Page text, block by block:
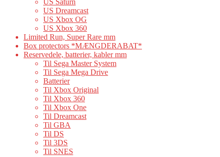
US Saturn
US Dreamcast
US Xbox OG
US Xbox 360
Limited Run, Super Rare mm
Box protectors *MÆNGDERABAT*
Reservedele, batterier, kabler mm
Til Sega Master System
Til Sega Mega Drive
Batterier
Til Xbox Original
Til Xbox 360
Til Xbox One
Til Dreamcast
Til GBA
Til DS
Til 3DS
Til SNES